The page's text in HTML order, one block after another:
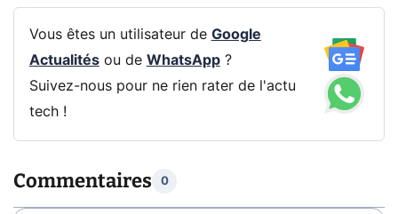
Vous êtes un utilisateur de Google
Actualitésou de WhatsApp?
Suivez-nous pour ne rien rater de l'actu
tech !
Commentaires 0